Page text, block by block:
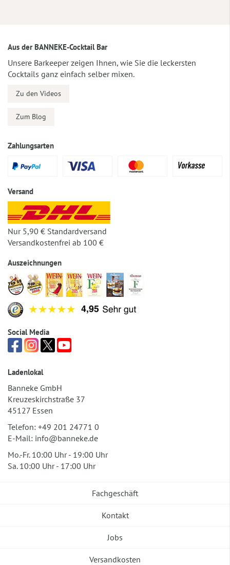
Aus der BANNEKE-Cocktail Bar
Unsere Barkeeper zeigen Ihnen, wie Sie die leckersten
Cocktails ganz einfach selber mixen.
Zu den Videos
Zum Blog
Zahlungsarten
Versand
Nur 5,90 € Standardversand
Versandkostenfrei ab 100 €
Auszeichnungen
Social Media
Ladenlokal
Banneke GmbH
Kreuzeskirchstraße 37
45127 Essen
Telefon: +49 201 24771 0
E-Mail: info@banneke.de
Mo.-Fr. 10:00 Uhr - 19:00 Uhr
Sa. 10:00 Uhr - 17:00 Uhr
Fachgeschäft
Kontakt
Jobs
Versandkosten